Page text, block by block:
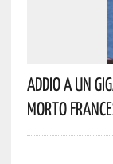
Addio A Un
Morto